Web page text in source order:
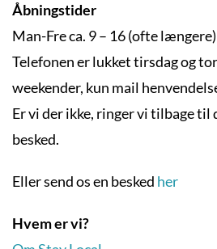
Åbningstider
Man-Fre ca. 9 – 16 (ofte længere)
Telefonen er lukket tirsdag og
weekender, kun mail
Er vi der ikke, ringer vi tilbage til
besked.
Eller send os en besked her
Hvem er vi?